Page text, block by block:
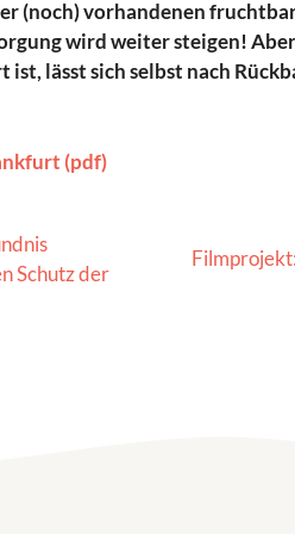
(noch) vorhandenen
wird weiter steigen!
lässt sich selbst nach
(pdf)
Schutz der